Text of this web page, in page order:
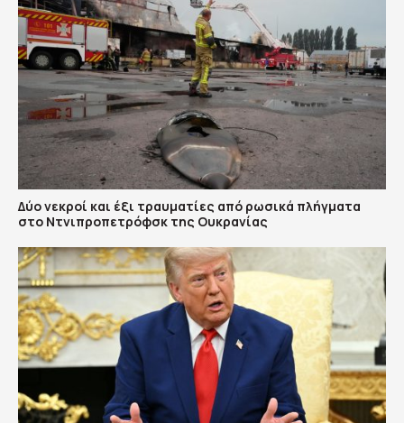
Δύο νεκροί και έξι τραυματίες από ρωσικά πλήγματα
στο Ντνιπροπετρόφσκ της Ουκρανίας